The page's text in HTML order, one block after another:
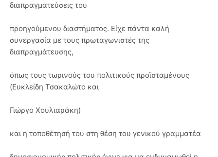
διαπραγματεύσεις του
προηγούμενου διαστήματος. Είχε πάντα καλή
συνεργασία με τους πρωταγωνιστές της
διαπραγμάτευσης,
όπως τους τωρινούς του πολιτικούς προϊσταμένους
(Ευκλείδη Τσακαλώτο και
Γιώργο Χουλιαράκη)
και η τοποθέτησή του στη θέση του γενικού γραμματέα